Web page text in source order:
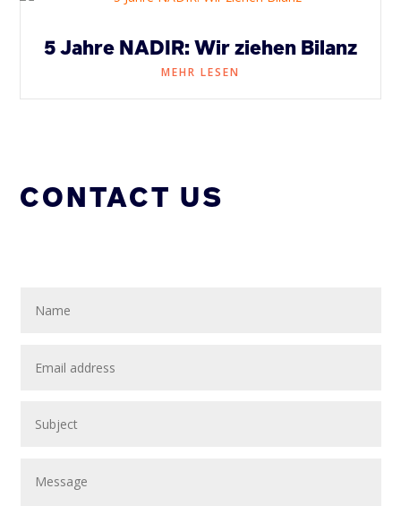
5 Jahre NADIR: Wir ziehen Bilanz
MEHR LESEN
CONTACT US